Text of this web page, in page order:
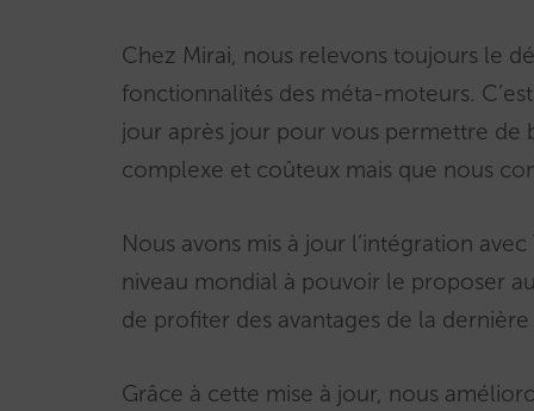
Chez Mirai, nous relevons toujours le
fonctionnalités des méta-moteurs.
jour après jour pour vous permettre de
complexe et coûteux mais que nous
Nous avons mis à jour l’intégration
niveau mondial à pouvoir le proposer
de profiter des avantages de la
Grâce à cette mise à jour, nous